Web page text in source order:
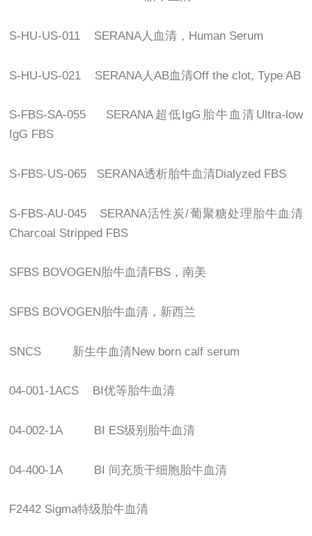
S-HU-US-011 SERANA人血清， Human Serum
S-HU-US-021 SERANA 人AB血清Off the clot, Type AB
S-FBS-SA-055 SERANA 超低 IgG 胎牛血清 Ultra-low
IgG FBS
S-FBS-US-065 SERANA透析胎牛血清Dialyzed FBS
S-FBS-AU-045 SERANA活性炭/葡聚糖处理胎牛血清
Charcoal Stripped FBS
SFBS BOVOGEN 胎牛血清FBS ，南美
SFBS BOVOGEN胎牛血清，新西兰
SNCS 新生牛血清New born calf serum
04-001-1ACS BI优等胎牛血清
04-002-1A BI ES级别胎牛血清
04-400-1A BI 间充质干细胞胎牛血清
F2442 Sigma特级胎牛血清